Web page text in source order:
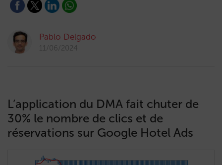
Pablo Delgado
11/06/2024
L’application du DMA fait chuter de
30% le nombre de clics et de
réservations sur Google Hotel Ads